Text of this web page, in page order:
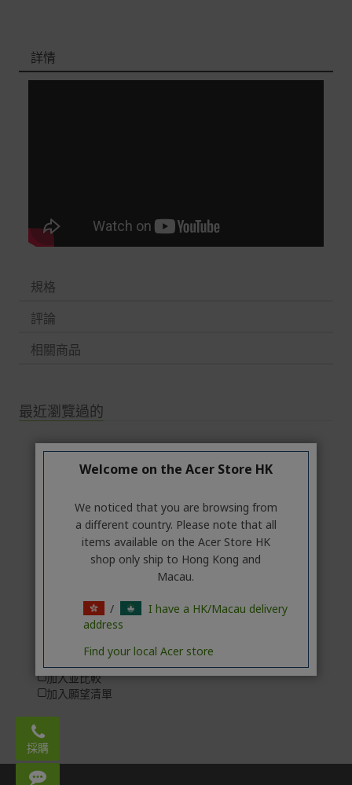
詳情
規格
評論
相關商品
最近瀏覽過的
Sony PlayStation
Portal 遙控遊玩器...
HK$1,580.00
補貨中
加入並比較
加入願望清單
採購
Welcome on the Acer Store HK
We noticed that you are browsing from
a different country. Please note that all
items available on the Acer Store HK
shop only ship to Hong Kong and
Macau.
/
I have a HK/Macau delivery
address
Find your local Acer store